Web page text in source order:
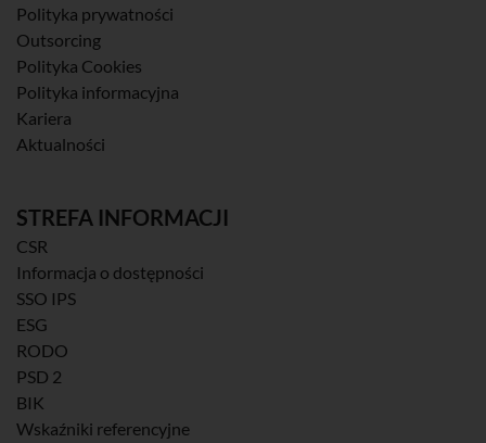
Polityka prywatności
Outsorcing
Polityka Cookies
Polityka informacyjna
Kariera
Aktualności
STREFA INFORMACJI
CSR
Informacja o dostępności
SSO IPS
ESG
RODO
PSD 2
BIK
Wskaźniki referencyjne